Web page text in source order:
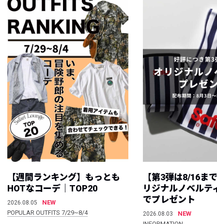
【週間ランキング】もっとも
HOTなコーデ｜TOP20
2026.08.05
NEW
POPULAR OUTFITS 7/29~8/4
【第3弾は8/16ま
リジナルノベルテ
でプレゼント
2026.08.03
NEW